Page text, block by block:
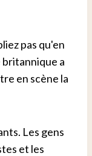
pas qu'en
britannique a
en scène la
Les gens
et les